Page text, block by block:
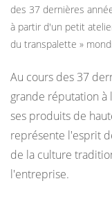
des 37 dernières
à partir d'un petit
du transpalette »
Au cours des 37
grande réputation
ses produits de
représente l'esprit
de la culture
l'entreprise.